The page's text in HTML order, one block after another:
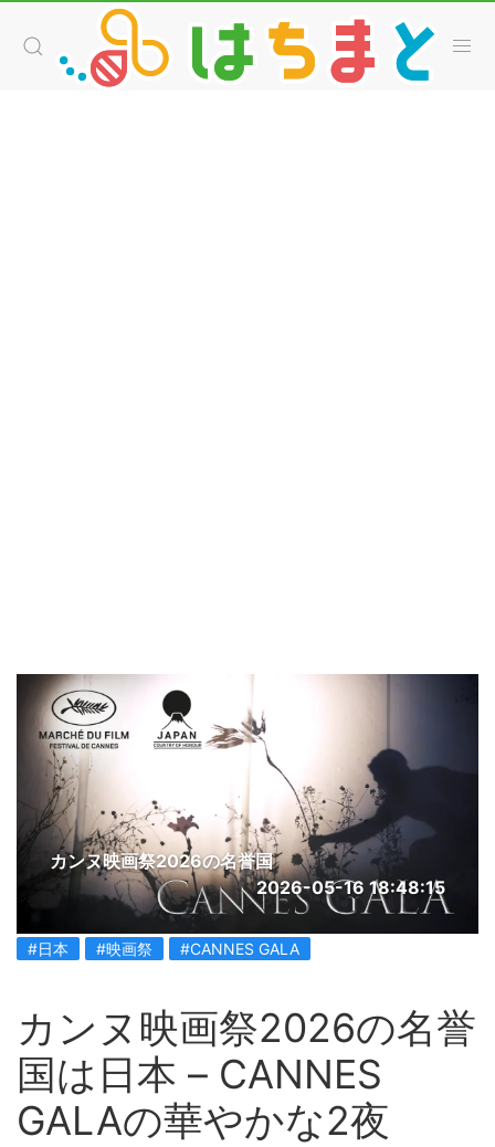
カンヌ映画祭2026の名誉国
2026-05-16 18:48:15
#日本 #映画祭 #CANNES GALA
カンヌ映画祭2026の名誉
国は日本 – CANNES
GALAの華やかな2夜